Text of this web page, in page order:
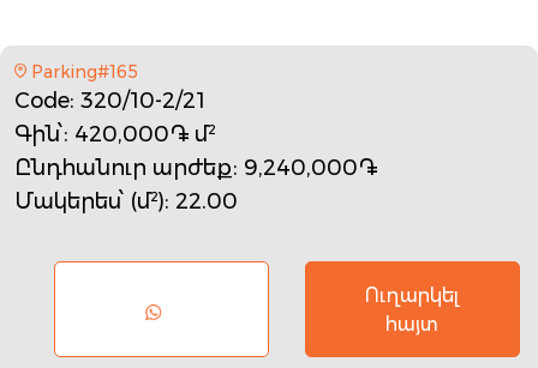
Parking#165
Code: 320/10-2/21
Գին՝: 420,000֏ մ²
Ընդհանուր արժեք: 9,240,000֏
Մակերես՝ (մ²): 22.00
Ուղարկել
հայտ